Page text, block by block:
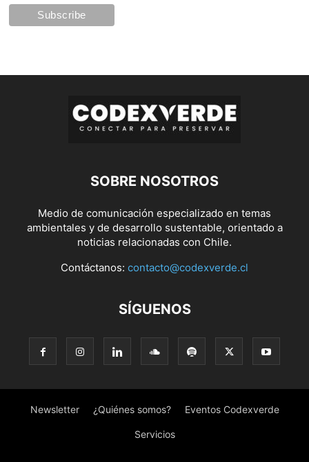
SOBRE NOSOTROS
Medio de comunicación especializado en temas
ambientales y de desarrollo sustentable, orientado a
noticias relacionadas con Chile.
Contáctanos: contacto@codexverde.cl
SÍGUENOS
Newsletter ¿Quiénes somos? Eventos Codexverde
Servicios